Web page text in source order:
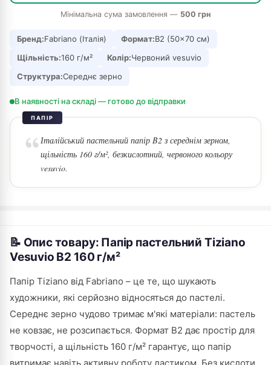
Мінімальна сума замовлення — 500 грн
Бренд:Fabriano (Італія) Формат:B2 (50×70 см)
Щільність:160 г/м² Колір:Червоний vesuvio
Структура:Середнє зерно
В наявності на складі — готово до відправки
ПАПІР
Італійський пастельний папір B2 з середнім зерном,
щільність 160 г/м², безкислотний, червоного кольору
vesuvio.
📝 Опис товару: Папір пастельний Tiziano
Vesuvio B2 160 г/м²
Папір Tiziano від Fabriano – це те, що шукають
художники, які серйозно відносяться до пастелі.
Середнє зерно чудово тримає м'які матеріали: пастель
не ковзає, не розсипається. Формат B2 дає простір для
творчості, а щільність 160 г/м² гарантує, що папір